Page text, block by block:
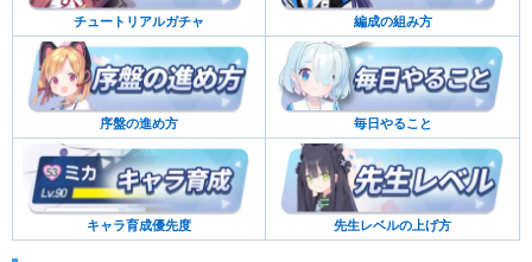
チュートリアルガチャ 編成の組み方
序盤の進め方 毎日やること
キャラ育成優先度 先生レベルの上げ方